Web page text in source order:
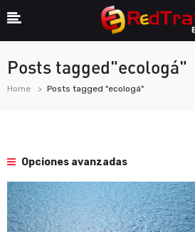
Posts tagged"ecologá"
Home Posts tagged "ecologá"
Opciones avanzadas